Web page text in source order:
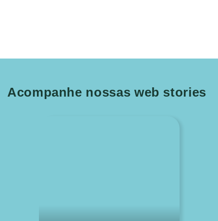
Acompanhe nossas web stories